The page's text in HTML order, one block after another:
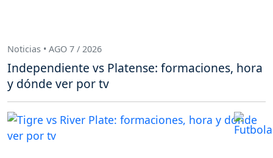
Noticias • AGO 7 / 2026
Independiente vs Platense: formaciones, hora
y dónde ver por tv